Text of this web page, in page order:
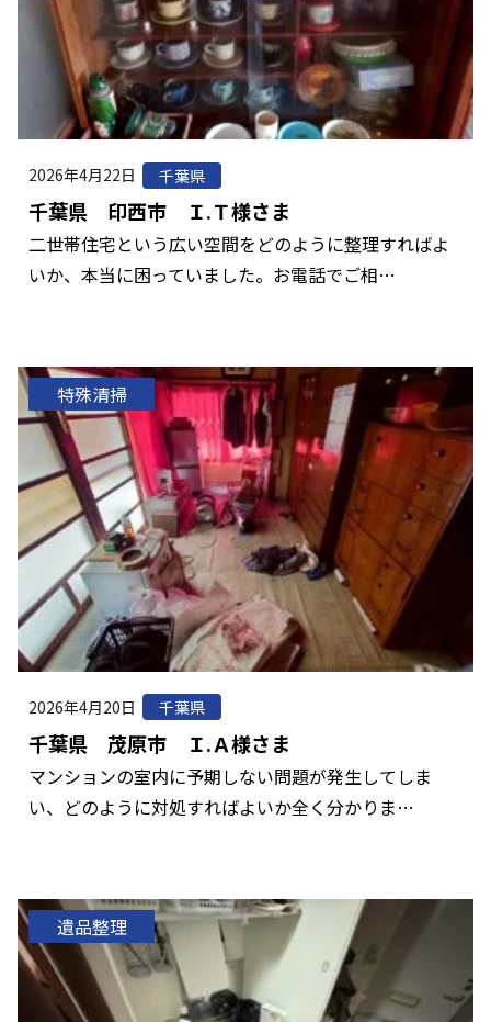
2026年4月22日 千葉県
千葉県 印西市 Ｉ.Ｔ様さま
二世帯住宅という広い空間をどのように整理すればよ
いか、本当に困っていました。お電話でご相…
特殊清掃
2026年4月20日 千葉県
千葉県 茂原市 Ｉ.Ａ様さま
マンションの室内に予期しない問題が発生してしま
い、どのように対処すればよいか全く分かりま…
遺品整理